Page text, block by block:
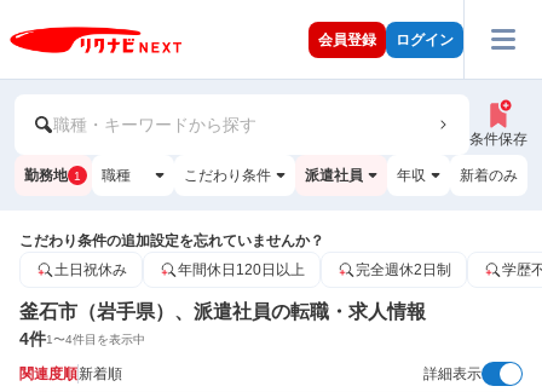
会員登録 ログイン
職種・キーワードから探す
条件保存
勤務地 1 職種 こだわり条件 派遣社員 年収 新着のみ
こだわり条件の追加設定を忘れていませんか？
土日祝休み
年間休日120日以上 完全週休2日制 学歴
釜石市（岩手県）、派遣社員の転職・求人情報
4件1〜4件目を表示中
関連度順新着順 詳細表示